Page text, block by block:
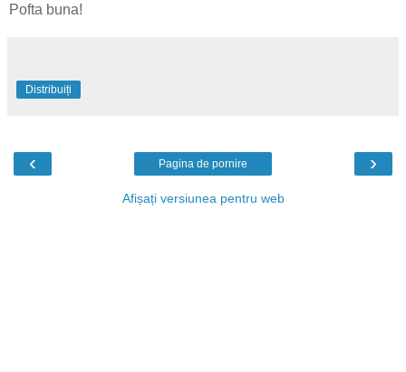
Pofta buna!
Distribuiți
‹ ›
Pagina de pornire
Afișați versiunea pentru web